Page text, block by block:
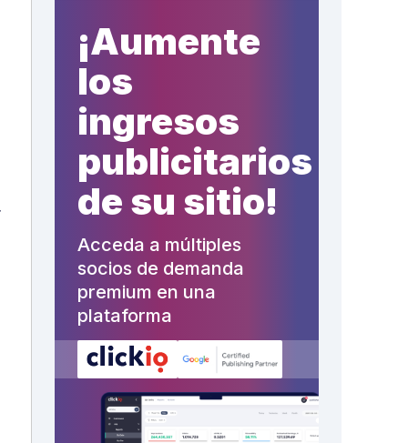
¡Aumente
los
ingresos
publicitarios
de su sitio!
Acceda a múltiples
socios de demanda
premium en una
plataforma